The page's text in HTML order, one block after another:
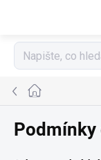
Domů
Podmínky